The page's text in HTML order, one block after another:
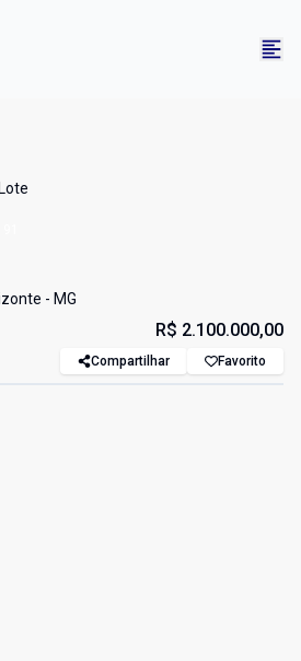
Lote
- MG
R$ 2.100.000,00
Compartilhar Favorito